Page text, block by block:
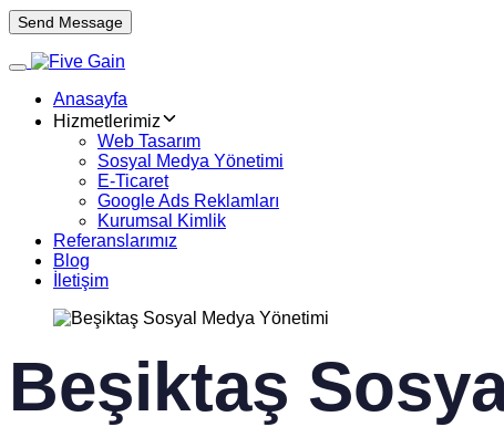
Toggle navigation
Anasayfa
Hizmetlerimiz
Web Tasarım
Sosyal Medya Yönetimi
E-Ticaret
Google Ads Reklamları
Kurumsal Kimlik
Referanslarımız
Blog
İletişim
Beşiktaş